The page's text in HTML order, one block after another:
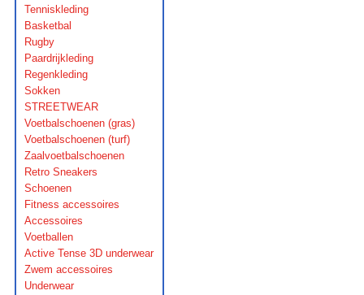
Tenniskleding
Basketbal
Rugby
Paardrijkleding
Regenkleding
Sokken
STREETWEAR
Voetbalschoenen (gras)
Voetbalschoenen (turf)
Zaalvoetbalschoenen
Retro Sneakers
Schoenen
Fitness accessoires
Accessoires
Voetballen
Active Tense 3D underwear
Zwem accessoires
Underwear